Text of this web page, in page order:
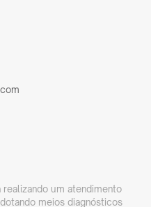
um atendimento
meios diagnósticos